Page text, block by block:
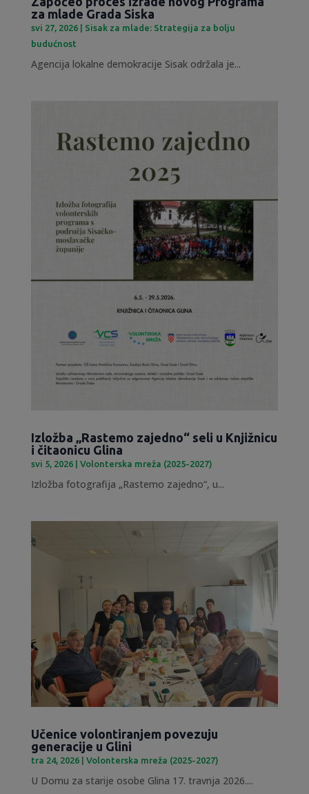
za mlade Grada Siska
svi 27, 2026| Sisak za mlade: Strategija za bolju
budućnost
Agencija lokalne demokracije Sisak održala je...
Izložba „Rastemo zajedno“ seli u Knjižnicu
i čitaonicu Glina
svi 5, 2026| Volonterska mreža (2025-2027)
Izložba fotografija „Rastemo zajedno“, u...
Učenice volontiranjem povezuju
generacije u Glini
tra 24, 2026| Volonterska mreža (2025-2027)
U Domu za starije osobe Glina 17. travnja 2026....